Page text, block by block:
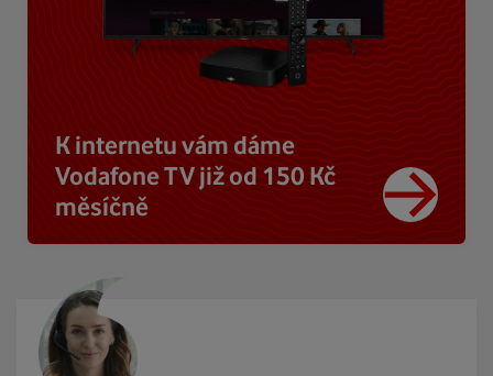
K internetu vám dáme
Vodafone TV již od 150 Kč
měsíčně